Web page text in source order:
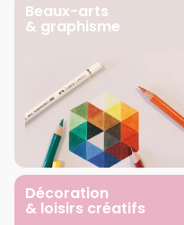
Beaux-arts
& graphisme
Décoration
& loisirs créatifs